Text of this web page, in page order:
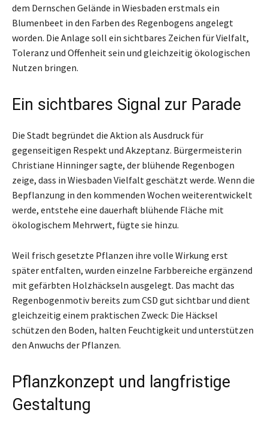
dem Dernschen Gelände in Wiesbaden erstmals ein
Blumenbeet in den Farben des Regenbogens angelegt
worden. Die Anlage soll ein sichtbares Zeichen für Vielfalt,
Toleranz und Offenheit sein und gleichzeitig ökologischen
Nutzen bringen.
Ein sichtbares Signal zur Parade
Die Stadt begründet die Aktion als Ausdruck für
gegenseitigen Respekt und Akzeptanz. Bürgermeisterin
Christiane Hinninger sagte, der blühende Regenbogen
zeige, dass in Wiesbaden Vielfalt geschätzt werde. Wenn die
Bepflanzung in den kommenden Wochen weiterentwickelt
werde, entstehe eine dauerhaft blühende Fläche mit
ökologischem Mehrwert, fügte sie hinzu.
Weil frisch gesetzte Pflanzen ihre volle Wirkung erst
später entfalten, wurden einzelne Farbbereiche ergänzend
mit gefärbten Holzhäckseln ausgelegt. Das macht das
Regenbogenmotiv bereits zum CSD gut sichtbar und dient
gleichzeitig einem praktischen Zweck: Die Häcksel
schützen den Boden, halten Feuchtigkeit und unterstützen
den Anwuchs der Pflanzen.
Pflanzkonzept und langfristige
Gestaltung